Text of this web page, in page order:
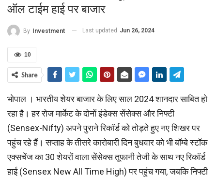
ऑल टाईम हाई पर बाजार
By Investment Last updated Jun 26, 2024
10
Share
भोपाल । भारतीय शेयर बाजार के लिए साल 2024 शानदार साबित हो
रहा है। हर रोज मार्केट के दोनों इंडेक्स सेंसेक्स और निफ्टी
(Sensex-Nifty) अपने पुराने रिकॉर्ड को तोड़ते हुए नए शिखर पर
पहुंच रहे हैं। सप्ताह के तीसरे कारोबारी दिन बुधवार को भी बॉम्बे स्टॉक
एक्सचेंज का 30 शेयरों वाला सेंसेक्स तूफानी तेजी के साथ नए रिकॉर्ड
हाई (Sensex New All Time High) पर पहुंच गया, जबकि निफ्टी